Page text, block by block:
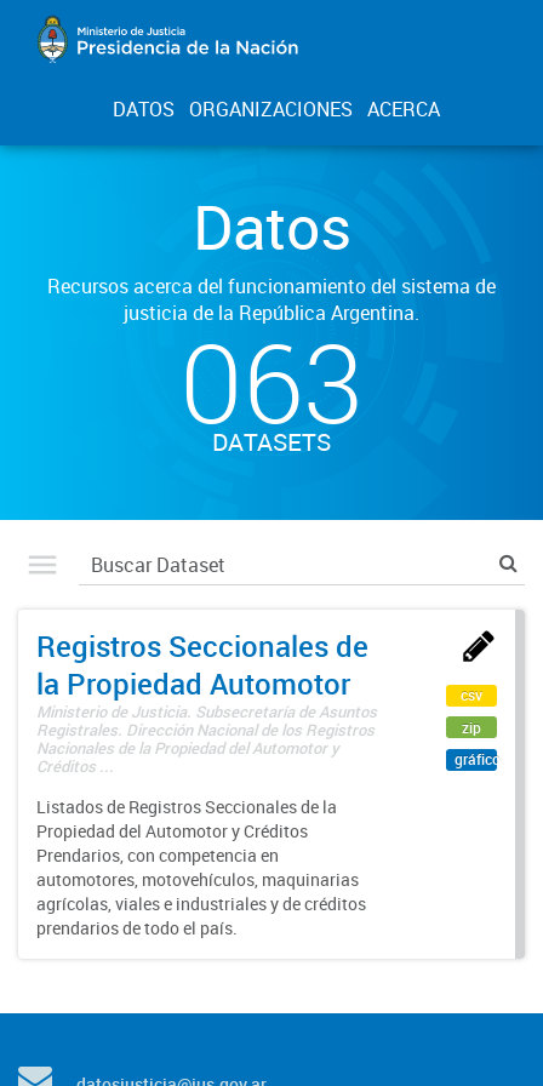
DATOS ORGANIZACIONES ACERCA
Datos
Recursos acerca del funcionamiento del sistema de
justicia de la República Argentina.
063
DATASETS
Registros Seccionales de
la Propiedad Automotor
Ministerio de Justicia. Subsecretaría de Asuntos
Registrales. Dirección Nacional de los Registros
Nacionales de la Propiedad del Automotor y
Créditos ...
Listados de Registros Seccionales de la
Propiedad del Automotor y Créditos
Prendarios, con competencia en
automotores, motovehículos, maquinarias
agrícolas, viales e industriales y de créditos
prendarios de todo el país.
csv
zip
gráfico